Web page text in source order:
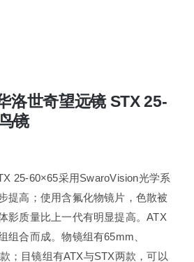
洛世奇望远镜 STX 25-
镜
25-60×65采用SwaroVision光学系
提高；使用含氟化物镜片，色散被
影质量比上一代有明显提高。ATX
组合而成。物镜组有65mm、
；目镜组有ATX与STX两款，可以